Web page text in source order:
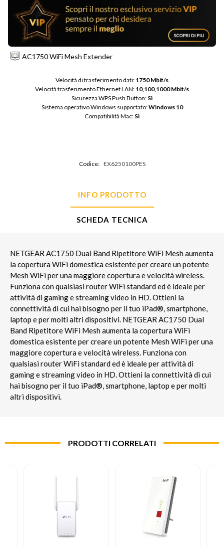
AC1750 WiFi Mesh Extender
Velocità di trasferimento dati: 1750 Mbit/s
Velocità trasferimento Ethernet LAN: 10,100,1000 Mbit/s
Sicurezza WPS Push Button: Sì
Sistema operativo Windows supportato: Windows 10
Compatibilità Mac: Sì
Codice: EX6250100PES
INFO PRODOTTO
SCHEDA TECNICA
NETGEAR AC1750 Dual Band Ripetitore WiFi Mesh aumenta
la copertura WiFi domestica esistente per creare un potente
Mesh WiFi per una maggiore copertura e velocità wireless.
Funziona con qualsiasi router WiFi standard ed è ideale per
attività di gaming e streaming video in HD. Ottieni la
connettività di cui hai bisogno per il tuo iPad®, smartphone,
laptop e per molti altri dispositivi. NETGEAR AC1750 Dual
Band Ripetitore WiFi Mesh aumenta la copertura WiFi
domestica esistente per creare un potente Mesh WiFi per una
maggiore copertura e velocità wireless. Funziona con
qualsiasi router WiFi standard ed è ideale per attività di
gaming e streaming video in HD. Ottieni la connettività di cui
hai bisogno per il tuo iPad®, smartphone, laptop e per molti
altri dispositivi.
PRODOTTI CORRELATI